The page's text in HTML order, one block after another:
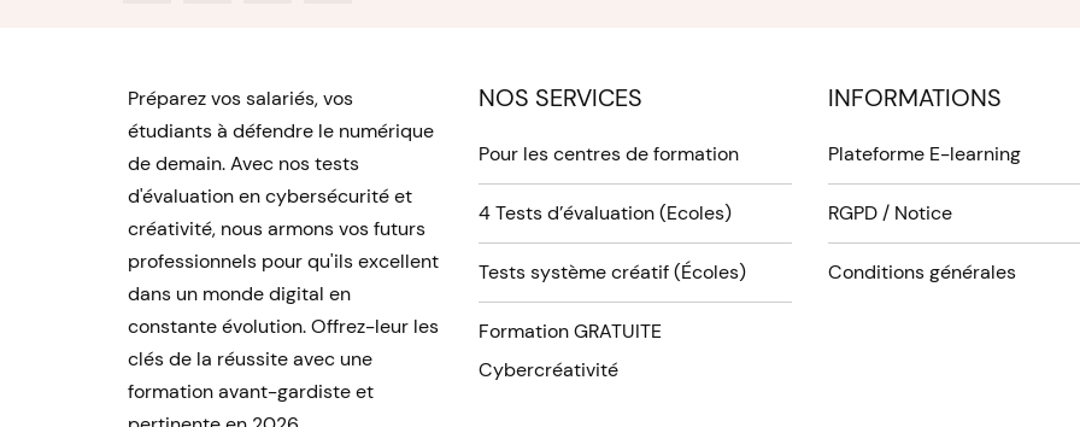
Préparez vos salariés, vos
étudiants à défendre le numérique
de demain. Avec nos tests
d'évaluation en cybersécurité et
créativité, nous armons vos futurs
professionnels pour qu'ils excellent
dans un monde digital en
constante évolution. Offrez-leur les
clés de la réussite avec une
formation avant-gardiste et
NOS SERVICES
Pour les centres de formation
4 Tests d’évaluation (Ecoles)
Tests système créatif (Écoles)
Formation GRATUITE
Cybercréativité
INFORMATIONS
Plateforme E-learning
RGPD / Notice
Conditions générales